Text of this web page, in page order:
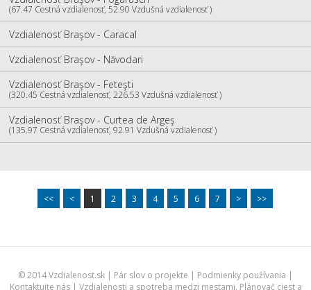
(67.47 Cestná vzdialenosť, 52.90 Vzdušná vzdialenosť )
Vzdialenosť Braşov - Caracal
Vzdialenosť Braşov - Năvodari
Vzdialenosť Braşov - Feteşti
(320.45 Cestná vzdialenosť, 226.53 Vzdušná vzdialenosť )
Vzdialenosť Braşov - Curtea de Argeş
(135.97 Cestná vzdialenosť, 92.91 Vzdušná vzdialenosť )
<< < 1 2 3 4 5 6 7 > >>
© 2014 Vzdialenost.sk | Pár slov o projekte | Podmienky používania |
Kontaktujte nás| Vzdialenosti a spotreba medzi mestami. Plánovač ciest a